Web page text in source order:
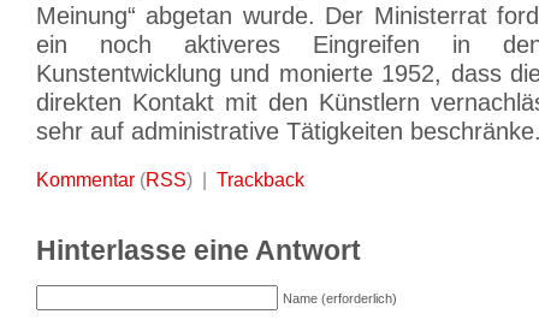
Meinung“ abgetan wurde. Der Ministerrat
ein noch aktiveres Eingreifen in
Kunstentwicklung und monierte 1952, dass
direkten Kontakt mit den Künstlern
sehr auf administrative Tätigkeiten
Kommentar (RSS) | Trackback
Hinterlasse eine Antwort
Name (erforderlich)